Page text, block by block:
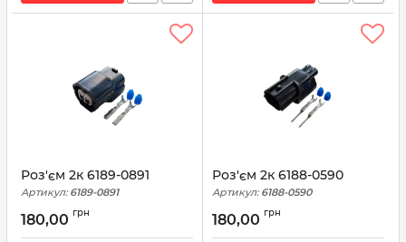
Роз'єм 2к 6189-0891
Артикул: 6189-0891
180,00 грн
Роз'єм 2к 6188-0590
Артикул: 6188-0590
180,00 грн